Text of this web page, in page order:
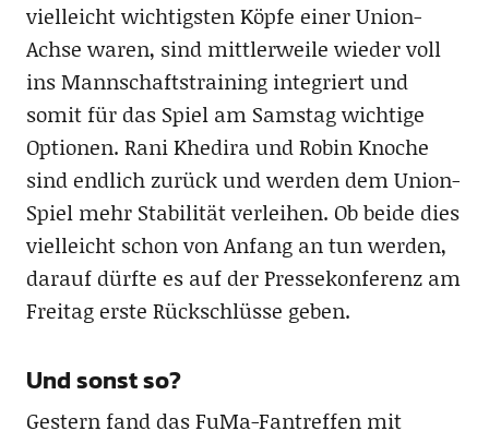
vielleicht wichtigsten Köpfe einer Union-
Achse waren, sind mittlerweile wieder voll
ins Mannschaftstraining integriert und
somit für das Spiel am Samstag wichtige
Optionen. Rani Khedira und Robin Knoche
sind endlich zurück und werden dem Union-
Spiel mehr Stabilität verleihen. Ob beide dies
vielleicht schon von Anfang an tun werden,
darauf dürfte es auf der Pressekonferenz am
Freitag erste Rückschlüsse geben.
Und sonst so?
Gestern fand das FuMa-Fantreffen mit